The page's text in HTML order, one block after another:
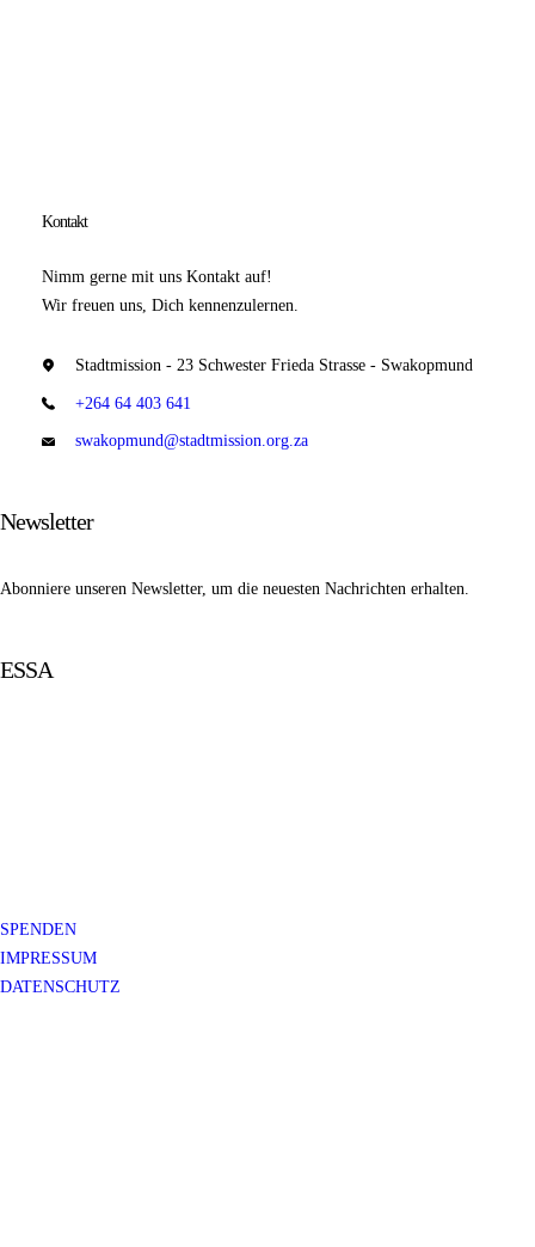
Kontakt
Nimm gerne mit uns Kontakt auf!
Wir freuen uns, Dich kennenzulernen.
Stadtmission - 23 Schwester Frieda Strasse - Swakopmund
+264 64 403 641
swakopmund@stadtmission.org.za
Newsletter
Abonniere unseren Newsletter, um die neuesten Nachrichten erhalten.
ESSA
SPENDEN
IMPRESSUM
DATENSCHUTZ